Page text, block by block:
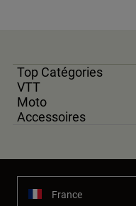
Top Catégories
VTT
Moto
Accessoires
France